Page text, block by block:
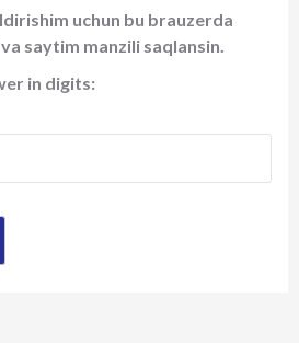
uchun bu brauzerda
saytim manzili saqlansin.
in digits: